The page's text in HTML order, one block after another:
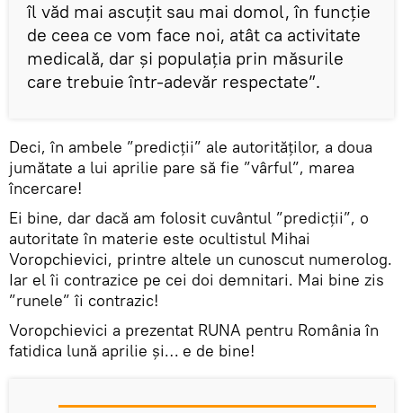
îl văd mai ascuţit sau mai domol, în funcţie
de ceea ce vom face noi, atât ca activitate
medicală, dar şi populaţia prin măsurile
care trebuie într-adevăr respectate”.
Deci, în ambele ”predicții” ale autorităților, a doua
jumătate a lui aprilie pare să fie ”vârful”, marea
încercare!
Ei bine, dar dacă am folosit cuvântul ”predicții”, o
autoritate în materie este ocultistul Mihai
Voropchievici, printre altele un cunoscut numerolog.
Iar el îi contrazice pe cei doi demnitari. Mai bine zis
”runele” îi contrazic!
Voropchievici a prezentat RUNA pentru România în
fatidica lună aprilie și… e de bine!